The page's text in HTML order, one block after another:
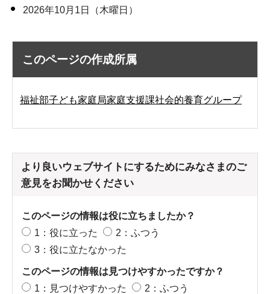
2026年10月1日（木曜日）
このページの作成所属
福祉部子ども家庭局家庭支援課社会的養育グループ
より良いウェブサイトにするためにみなさまのご
意見をお聞かせください
このページの情報は役に立ちましたか？
1：役に立った
2：ふつう
3：役に立たなかった
このページの情報は見つけやすかったですか？
1：見つけやすかった
2：ふつう